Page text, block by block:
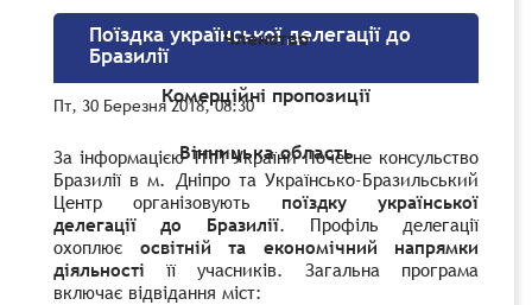
Членство
Комерційні пропозиції
Вінницька область
Поїздка української делегації до
Бразилії
Пт, 30 Березня 2018, 08:30
За інформацією ТПП України Почесне консульство
Бразилії в м. Дніпро та Українсько-Бразильський
Центр організовують поїздку української
делегації до Бразилії. Профіль делегації
охоплює освітній та економічний напрямки
діяльності її учасників. Загальна програма
включає відвідання міст: